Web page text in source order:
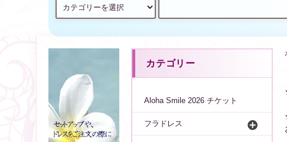
カテゴリー
Aloha Smile 2026 チケット
フラドレス